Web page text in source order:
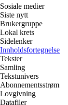
Sosiale medier
Siste nytt
Brukergruppe
Lokal krets
Sidelenker
Innholdsfortegnelse
Tekster
Samling
Tekstunivers
Abonnementsstrøm
Lovgivning
Datafiler